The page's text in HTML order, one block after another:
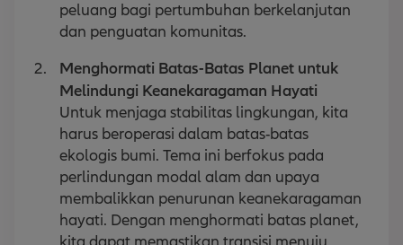
peluang bagi pertumbuhan berkelanjutan
dan penguatan komunitas.
Menghormati Batas-Batas Planet untuk
Melindungi Keanekaragaman Hayati
Untuk menjaga stabilitas lingkungan, kita
harus beroperasi dalam batas-batas
ekologis bumi. Tema ini berfokus pada
perlindungan modal alam dan upaya
membalikkan penurunan keanekaragaman
hayati. Dengan menghormati batas planet,